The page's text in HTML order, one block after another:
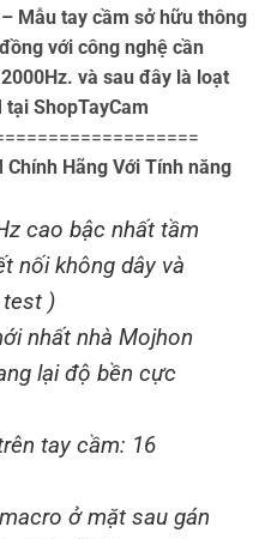
Mẫu tay cầm sở hữu thông
với công nghệ cần
và sau đây là loạt
tại ShopTayCam
Chính Hãng Với Tính năng
cao bậc nhất tầm
nối không dây và
test )
nhất nhà Mojhon
lại độ bền cực
tay cầm: 16
ở mặt sau gán